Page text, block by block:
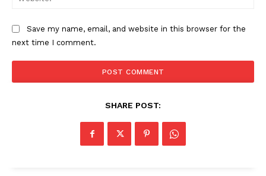
PALA VISION
Subscription Plans
Save my name, email, and website in this browser for the
next time I comment.
SHARE POST: